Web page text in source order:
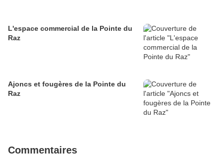
L'espace commercial de la Pointe du
Raz
Ajoncs et fougères de la Pointe du
Raz
Commentaires